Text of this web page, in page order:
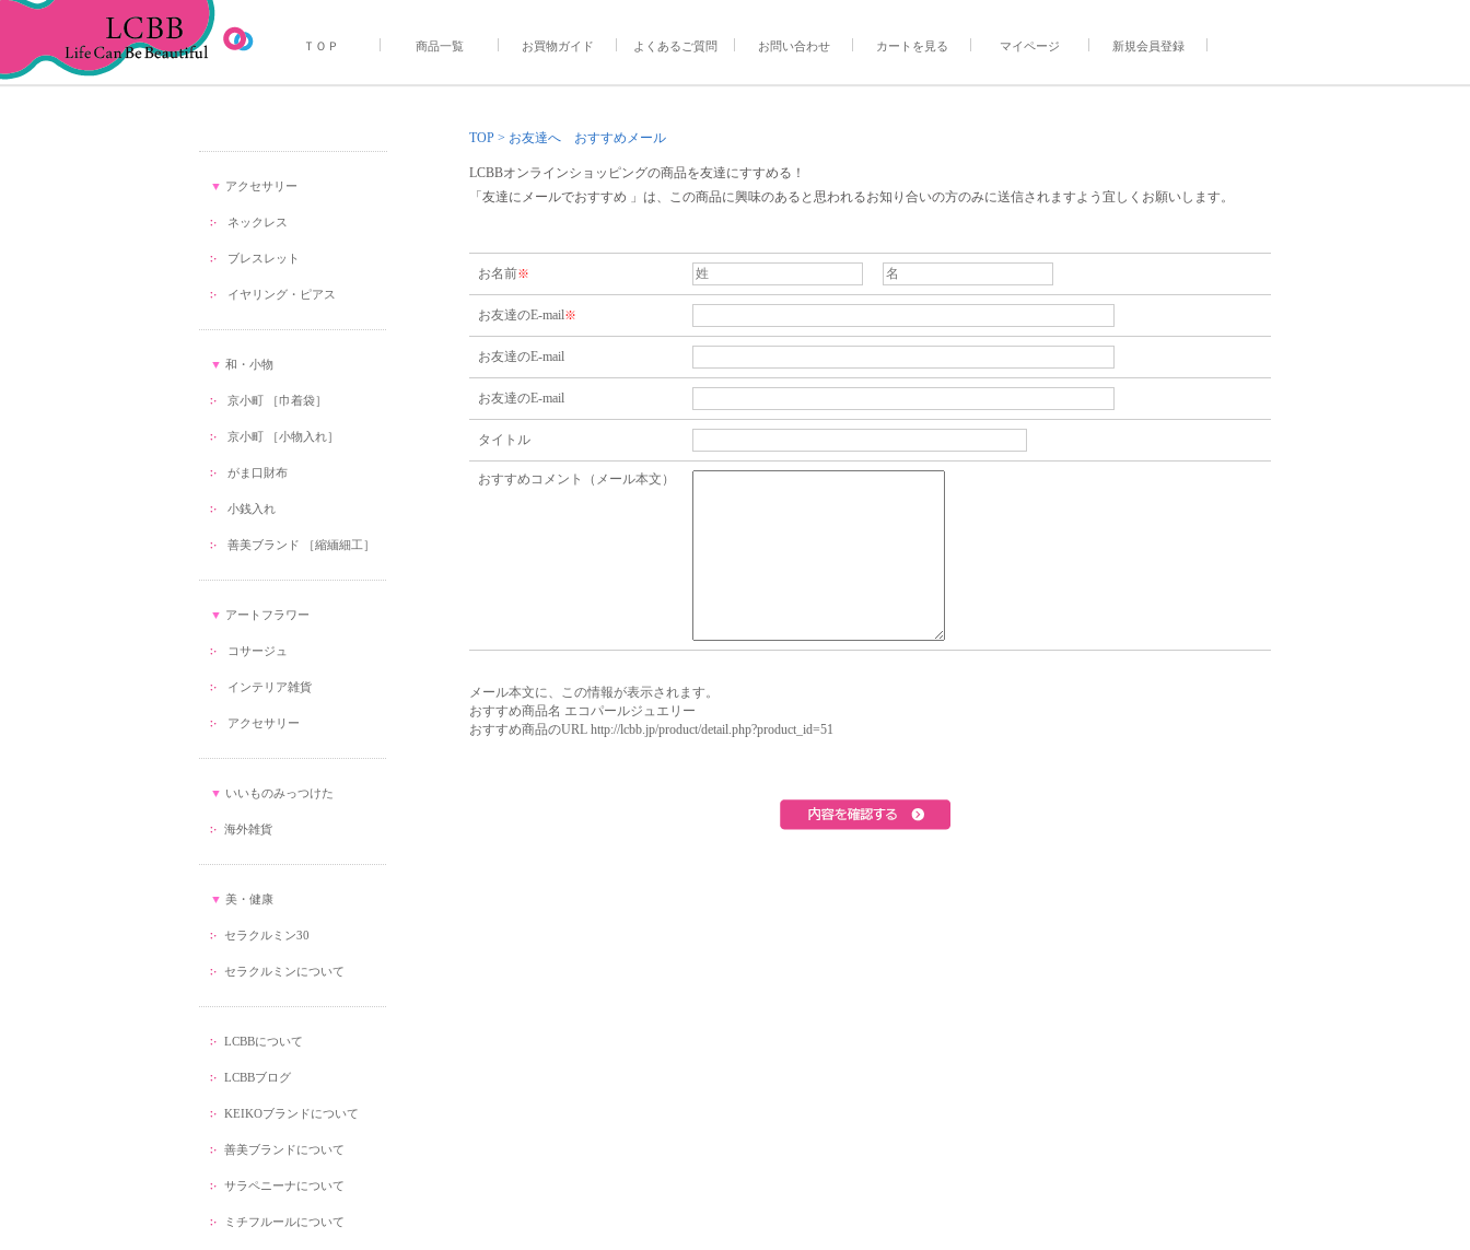
ＴＯＰ 商品一覧 お買物ガイド よくあるご質問 お問い合わせ カートを見る マイページ 新規会員登録
▼ アクセサリー
ネックレス
ブレスレット
イヤリング・ピアス
▼ 和・小物
京小町 ［巾着袋］
京小町 ［小物入れ］
がま口財布
小銭入れ
善美ブランド ［縮緬細工］
▼ アートフラワー
コサージュ
インテリア雑貨
アクセサリー
▼ いいものみっつけた
海外雑貨
▼ 美・健康
セラクルミン30
セラクルミンについて
LCBBについて
LCBBブログ
KEIKOブランドについて
善美ブランドについて
サラペニーナについて
ミチフルールについて
TOP > お友達へ おすすめメール
LCBBオンラインショッピングの商品を友達にすすめる！
「友達にメールでおすすめ 」は、この商品に興味のあると思われるお知り合いの方のみに送信されますよう宜しくお願いします。
お名前※
お友達のE-mail※
お友達のE-mail
お友達のE-mail
タイトル
おすすめコメント（メール本文）
メール本文に、この情報が表示されます。
おすすめ商品名 エコパールジュエリー
おすすめ商品のURL http://lcbb.jp/product/detail.php?product_id=51